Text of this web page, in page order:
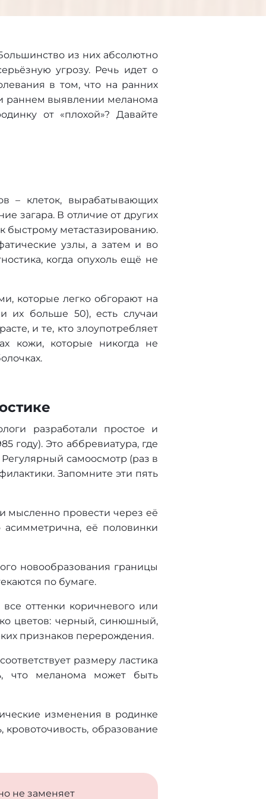
из них абсолютно
угрозу. Речь идет о
в том, что на ранних
раннем выявлении меланома
от «плохой»? Давайте
– клеток, вырабатывающих
загара. В отличие от других
быстрому метастазированию.
узлы, а затем и во
когда опухоль ещё не
которые легко обгорают на
их больше 50), есть случаи
и те, кто злоупотребляет
кожи, которые никогда не
разработали простое и
году). Это аббревиатура, где
самоосмотр (раз в
Запомните эти пять
мысленно провести через её
её половинки
новообразования границы
по бумаге.
оттенки коричневого или
цветов: черный, синюшный,
признаков перерождения.
размеру ластика
что меланома может быть
изменения в родинке
образование
не заменяет